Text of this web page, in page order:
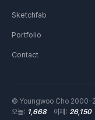
Sketchfab
Portfolio
Contact
© Youngwoo Cho
오늘: 1,668 어제: 26,150